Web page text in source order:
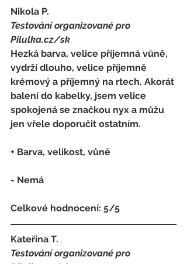
Nikola P.
Testování organizované pro
Pilulka.cz/sk
Hezká barva, velice příjemná vůně,
vydrží dlouho, velice příjemně
krémový a příjemný na rtech. Akorát
balení do kabelky, jsem velice
spokojená se značkou nyx a můžu
jen vřele doporučit ostatním.
+ Barva, velikost, vůně
- Nemá
Celkové hodnocení: 5/5
Kateřina T.
Testování organizované pro